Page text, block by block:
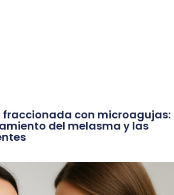
fraccionada con microagujas:
del melasma y las